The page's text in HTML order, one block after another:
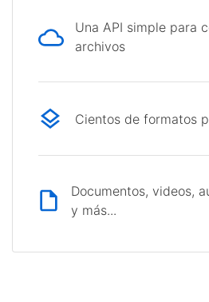
Una API simple para
archivos
Cientos de formatos
Documentos, videos,
y más...